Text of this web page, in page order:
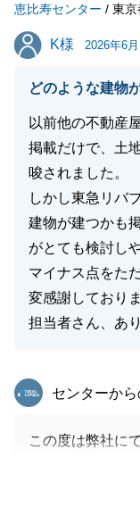
恵比寿センター / 東京
K様
K様 2026年6月
どのような建物
以前他の不動産
掲載だけで、土
唆されました。
しかし東急リバ
建物が建つかも
がとても検討し
マイナス点をた
変感謝しておりま
担当者さん、あ
東急リバブル
センターか
この度は弊社に
に立てましたこ